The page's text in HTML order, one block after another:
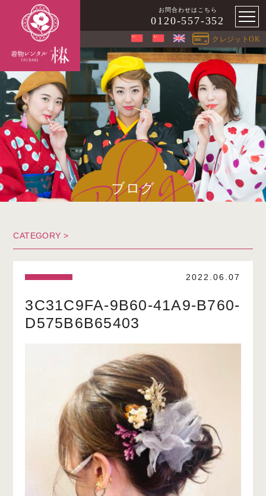
お問合わせはこちら
0120-557-352
クレジットOK
ブログ
CATEGORY >
2022.06.07
3C31C9FA-9B60-41A9-B760-
D575B6B65403